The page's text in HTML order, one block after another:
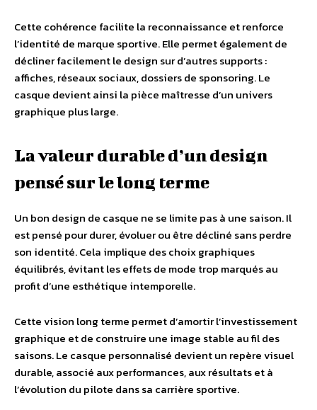
Cette cohérence facilite la reconnaissance et renforce
l’identité de marque sportive. Elle permet également de
décliner facilement le design sur d’autres supports :
affiches, réseaux sociaux, dossiers de sponsoring. Le
casque devient ainsi la pièce maîtresse d’un univers
graphique plus large.
La valeur durable d’un design
pensé sur le long terme
Un bon design de casque ne se limite pas à une saison. Il
est pensé pour durer, évoluer ou être décliné sans perdre
son identité. Cela implique des choix graphiques
équilibrés, évitant les effets de mode trop marqués au
profit d’une esthétique intemporelle.
Cette vision long terme permet d’amortir l’investissement
graphique et de construire une image stable au fil des
saisons. Le casque personnalisé devient un repère visuel
durable, associé aux performances, aux résultats et à
l’évolution du pilote dans sa carrière sportive.